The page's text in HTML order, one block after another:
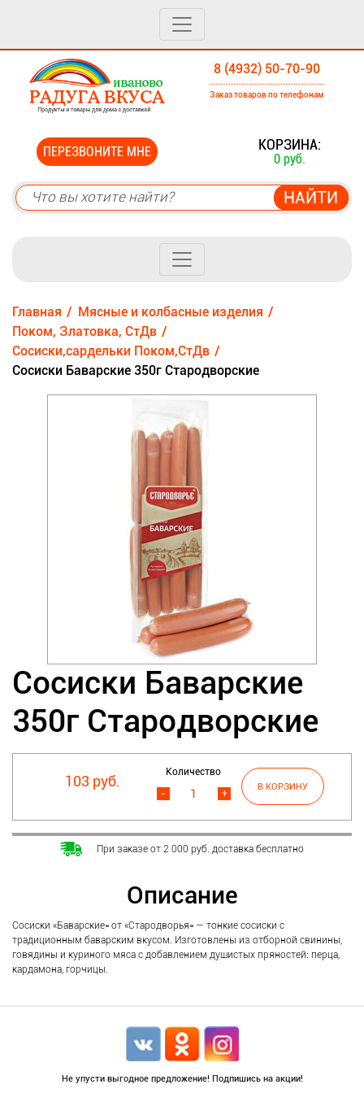
8 (4932) 50-70-90
Заказ товаров по телефонам
ПЕРЕЗВОНИТЕ МНЕ КОРЗИНА:
0 руб.
Главная
Мясные и колбасные изделия
Поком, Златовка, СтДв
Сосиски,сардельки Поком,СтДв
Сосиски Баварские 350г Стародворские
Сосиски Баварские
350г Стародворские
103 руб.
Количество
+
-
При заказе от 2 000 руб. доставка бесплатно
Описание
Сосиски «Баварские» от «Стародворья» — тонкие сосиски с
традиционным баварским вкусом. Изготовлены из отборной свинины,
говядины и куриного мяса с добавлением душистых пряностей: перца,
кардамона, горчицы.
Не упусти выгодное предложение! Подпишись на акции!